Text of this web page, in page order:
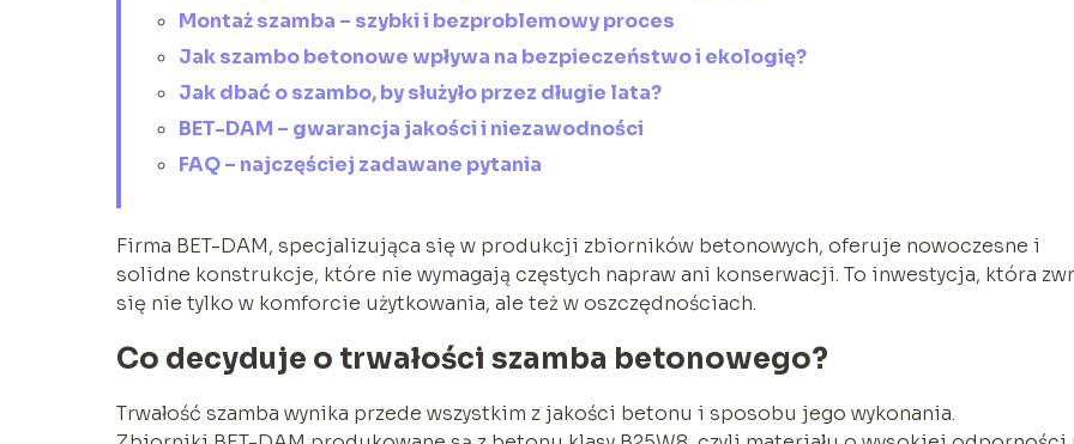
Montaż szamba – szybki i bezproblemowy proces
Jak szambo betonowe wpływa na bezpieczeństwo i ekologię?
Jak dbać o szambo, by służyło przez długie lata?
BET-DAM – gwarancja jakości i niezawodności
FAQ – najczęściej zadawane pytania
Firma BET-DAM, specjalizująca się w produkcji zbiorników betonowych, oferuje nowoczesne i
solidne konstrukcje, które nie wymagają częstych napraw ani konserwacji. To inwestycja, która
się nie tylko w komforcie użytkowania, ale też w oszczędnościach.
Co decyduje o trwałości szamba betonowego?
Trwałość szamba wynika przede wszystkim z jakości betonu i sposobu jego wykonania.